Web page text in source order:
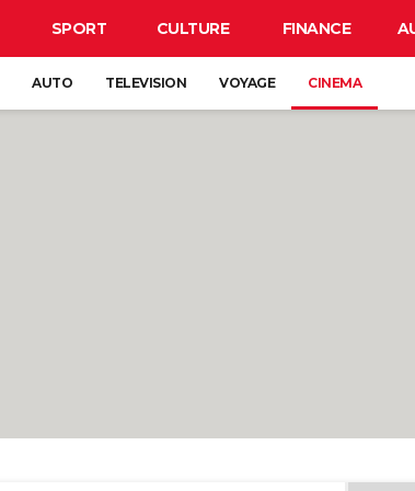
SPORT CULTURE FINANCE
AUTO TELEVISION VOYAGE CINEMA